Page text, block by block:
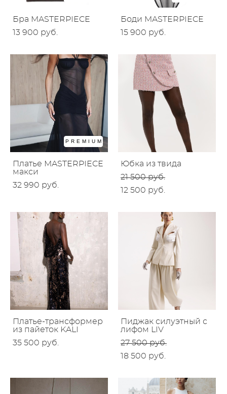
Бра MASTERPIECE
13 900 pуб.
Боди MASTERPIECE
15 900 pуб.
PREMIUM
Платье MASTERPIECE
макси
32 990 pуб.
Юбка из твида
21 500 pуб.
12 500 pуб.
Платье-трансформер
из пайеток KALI
35 500 pуб.
Пиджак силуэтный с
лифом LIV
27 500 pуб.
18 500 pуб.